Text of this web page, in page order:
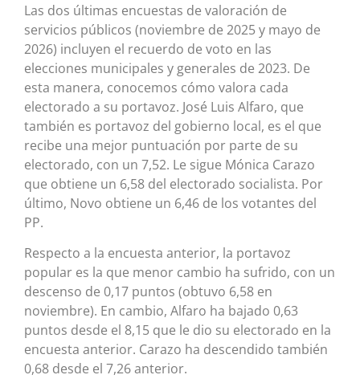
Las dos últimas encuestas de valoración de
servicios públicos (noviembre de 2025 y mayo de
2026) incluyen el recuerdo de voto en las
elecciones municipales y generales de 2023. De
esta manera, conocemos cómo valora cada
electorado a su portavoz. José Luis Alfaro, que
también es portavoz del gobierno local, es el que
recibe una mejor puntuación por parte de su
electorado, con un 7,52. Le sigue Mónica Carazo
que obtiene un 6,58 del electorado socialista. Por
último, Novo obtiene un 6,46 de los votantes del
PP.
Respecto a la encuesta anterior, la portavoz
popular es la que menor cambio ha sufrido, con un
descenso de 0,17 puntos (obtuvo 6,58 en
noviembre). En cambio, Alfaro ha bajado 0,63
puntos desde el 8,15 que le dio su electorado en la
encuesta anterior. Carazo ha descendido también
0,68 desde el 7,26 anterior.